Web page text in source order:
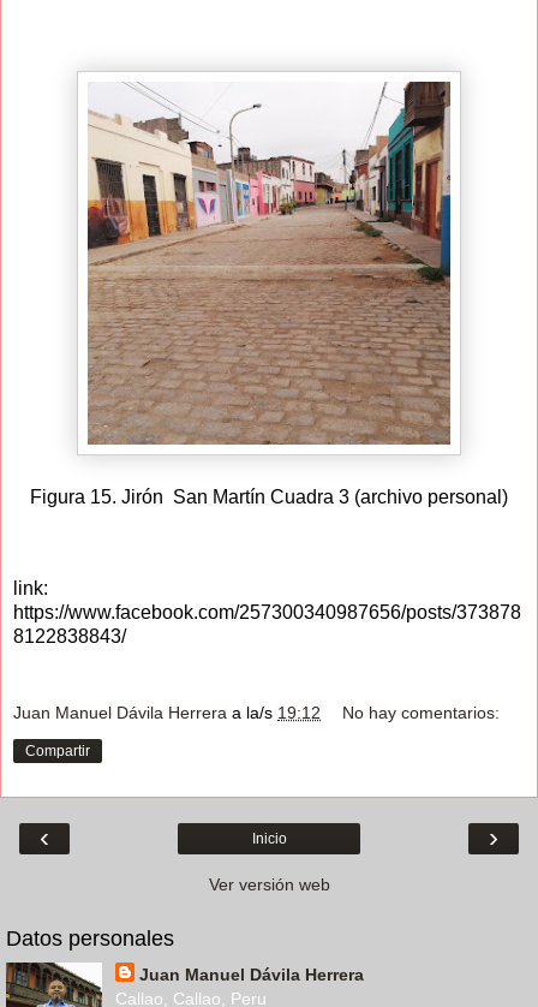
Figura 15. Jirón San Martín Cuadra 3 (archivo personal)
link:
https://www.facebook.com/257300340987656/posts/373878
8122838843/
Juan Manuel Dávila Herrera a la/s 19:12 No hay comentarios:
Compartir
‹ ›
Inicio
Ver versión web
Datos personales
Juan Manuel Dávila Herrera
Callao, Callao, Peru